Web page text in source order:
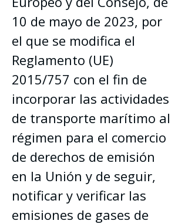
10 de mayo de 2023, por
el que se modifica el
Reglamento (UE)
2015/757 con el fin de
incorporar las actividades
de transporte marítimo al
régimen para el comercio
de derechos de emisión
en la Unión y de seguir,
notificar y verificar las
emisiones de gases de